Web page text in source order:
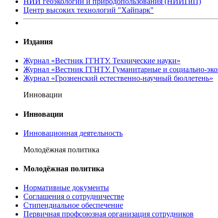
Центр высоких технологий "Хайпарк"
Издания
Журнал «Вестник ГГНТУ. Технические науки»
Журнал «Вестник ГГНТУ. Гуманитарные и социально-
Журнал «Грозненский естественно-научный бюллетень»
Инновации
Инновации
Инновационная деятельность
Молодёжная политика
Молодёжная политика
Нормативные документы
Соглашения о сотрудничестве
Стипендиальное обеспечение
Первичная профсоюзная организация сотрудников